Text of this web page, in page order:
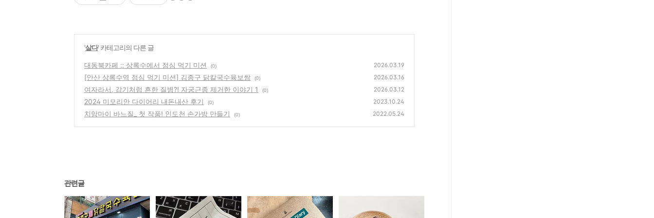
'살다' 카테고리의 다른 글
대동북카페 :: 상록수에서 점심 먹기 미션 (0) 2026.03.19
[안산 상록수역 점심 먹기 미션] 김종구 닭칼국수육보쌈 (0) 2026.03.16
여자라서, 감기처럼 흔한 질병?! 자궁근종 제거한 이야기 1 (0) 2026.03.12
2024 미모리안 다이어리 내돈내산 후기 (0) 2023.10.24
치앙마이 바느질_ 첫 작품! 인도천 손가방 만들기 (0) 2022.05.24
관련글